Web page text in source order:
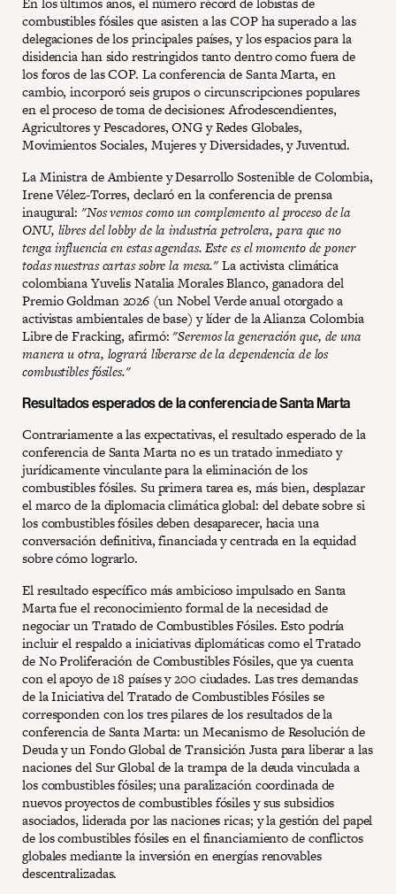
combustibles fósiles que asisten a las COP ha superado a las
delegaciones de los principales países, y los espacios para la
disidencia han sido restringidos tanto dentro como fuera de
los foros de las COP. La conferencia de Santa Marta, en
cambio, incorporó seis grupos o circunscripciones populares
en el proceso de toma de decisiones: Afrodescendientes,
Agricultores y Pescadores, ONG y Redes Globales,
Movimientos Sociales, Mujeres y Diversidades, y Juventud.
La Ministra de Ambiente y Desarrollo Sostenible de Colombia,
Irene Vélez-Torres, declaró en la conferencia de prensa
inaugural: "Nos vemos como un complemento al proceso de la
ONU, libres del lobby de la industria petrolera, para que no
tenga influencia en estas agendas. Este es el momento de poner
todas nuestras cartas sobre la mesa."La activista climática
colombiana Yuvelis Natalia Morales Blanco, ganadora del
Premio Goldman 2026 (un Nobel Verde anual otorgado a
activistas ambientales de base) y líder de la Alianza Colombia
Libre de Fracking, afirmó:"Seremos la generación que, de una
manera u otra, logrará liberarse de la dependencia de los
combustibles fósiles."
Resultados esperados de la conferencia de Santa Marta
Contrariamente a las expectativas, el resultado esperado de la
conferencia de Santa Marta no es un tratado inmediato y
jurídicamente vinculante para la eliminación de los
combustibles fósiles. Su primera tarea es, más bien, desplazar
el marco de la diplomacia climática global: del debate sobre si
los combustibles fósiles deben desaparecer, hacia una
conversación definitiva, financiada y centrada en la equidad
sobre cómo lograrlo.
El resultado específico más ambicioso impulsado en Santa
Marta fue el reconocimiento formal de la necesidad de
negociar un Tratado de Combustibles Fósiles. Esto podría
incluir el respaldo a iniciativas diplomáticas como el Tratado
de No Proliferación de Combustibles Fósiles, que ya cuenta
con el apoyo de 18 países y 200 ciudades. Las tres demandas
de la Iniciativa del Tratado de Combustibles Fósiles se
corresponden con los tres pilares de los resultados de la
conferencia de Santa Marta: un Mecanismo de Resolución de
Deuda y un Fondo Global de Transición Justa para liberar a las
naciones del Sur Global de la trampa de la deuda vinculada a
los combustibles fósiles; una paralización coordinada de
nuevos proyectos de combustibles fósiles y sus subsidios
asociados, liderada por las naciones ricas; y la gestión del papel
de los combustibles fósiles en el financiamiento de conflictos
globales mediante la inversión en energías renovables
descentralizadas.